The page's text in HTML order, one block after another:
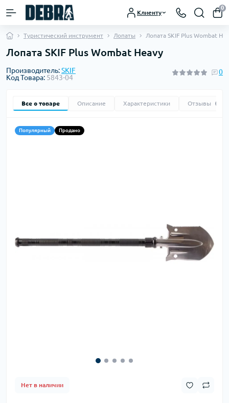
Клиенту
0
Туристический инструмент Лопаты Лопата SKIF Plus Wombat
Лопата SKIF Plus Wombat Heavy
Производитель:SKIF
Код Товара: 5843-04
0
Все о товаре Описание Характеристики Отзывы
Популярный Продано
Нет в наличии